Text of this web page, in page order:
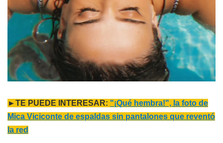
►TE PUEDE INTERESAR: "¡Qué hembra!", la foto de
Mica Viciconte de espaldas sin pantalones que reventó
la red